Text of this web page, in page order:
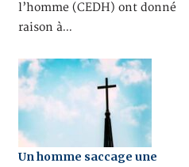
l’homme (CEDH) ont donné
raison à…
Un homme saccage une